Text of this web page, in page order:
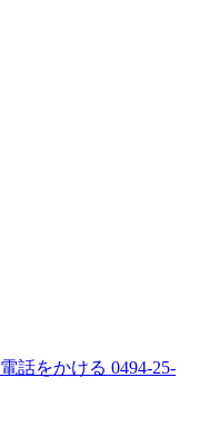
電話をかける 0494-25-